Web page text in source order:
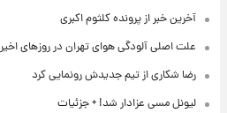
آخرین خبر از پرونده کلثوم اکبری
علت اصلی آلودگی هوای تهران در روزهای اخیر
رضا شکاری از تیم جدیدش رونمایی کرد
لیونل مسی عزادار شد! + جزئیات